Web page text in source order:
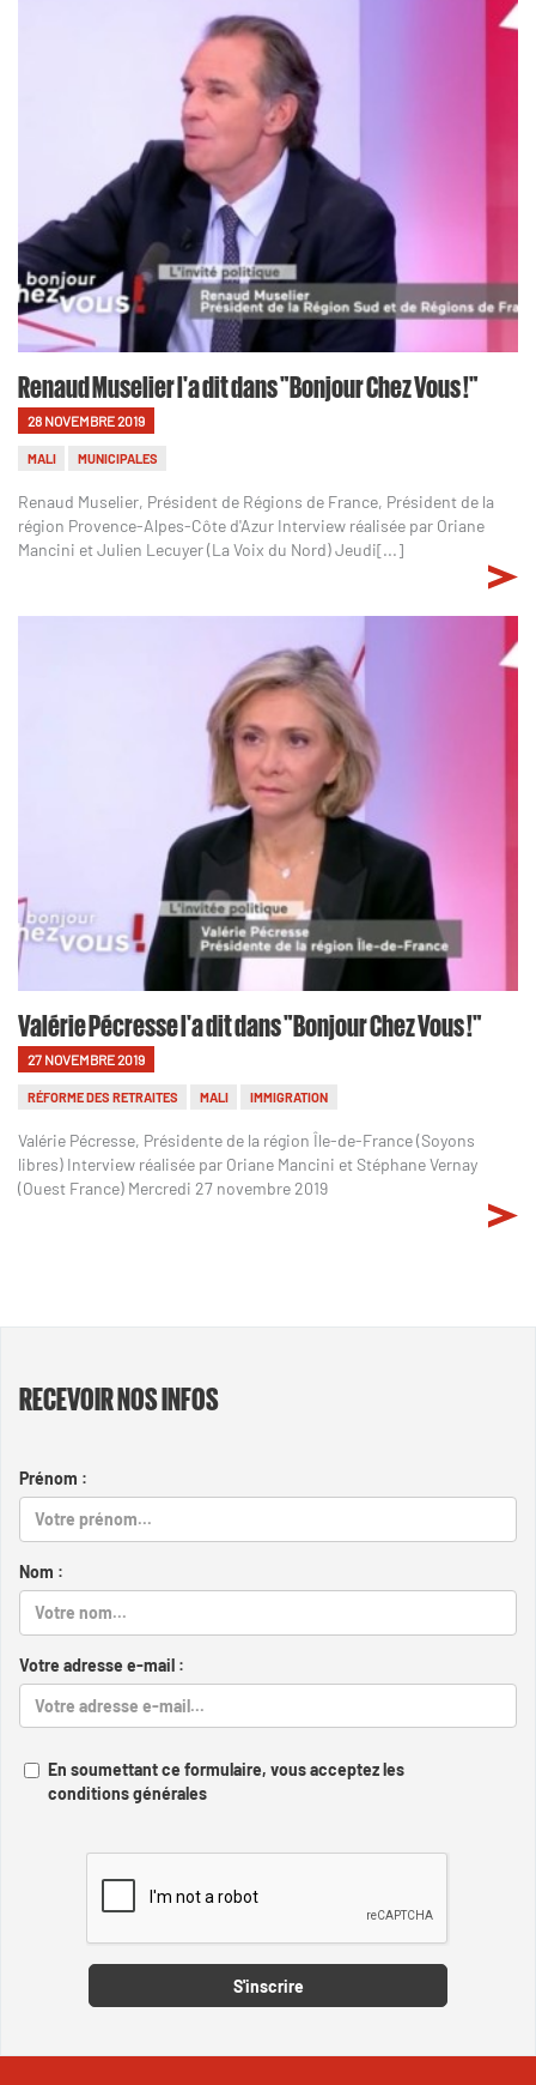
Renaud Muselier l'a dit dans "Bonjour Chez Vous !"
28 NOVEMBRE 2019
MALI MUNICIPALES
Renaud Muselier, Président de Régions de France, Président de la
région Provence-Alpes-Côte d'Azur Interview réalisée par Oriane
Mancini et Julien Lecuyer (La Voix du Nord) Jeudi[...]
Valérie Pécresse l'a dit dans "Bonjour Chez Vous !"
27 NOVEMBRE 2019
RÉFORME DES RETRAITES MALI IMMIGRATION
Valérie Pécresse, Présidente de la région Île-de-France (Soyons
libres) Interview réalisée par Oriane Mancini et Stéphane Vernay
(Ouest France) Mercredi 27 novembre 2019
RECEVOIR NOS INFOS
Prénom :
Nom :
Votre adresse e-mail :
En soumettant ce formulaire, vous acceptez les
conditions générales
S'inscrire